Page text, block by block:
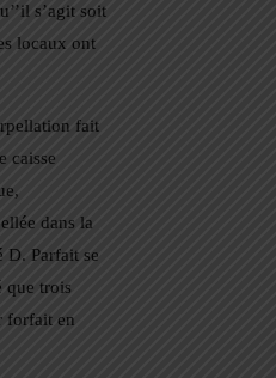
s’agit soit
locaux ont
fait
caisse
dans la
D. Parfait se
que trois
forfait en